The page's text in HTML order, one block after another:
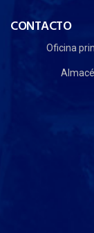
CONTACTO
Oficina